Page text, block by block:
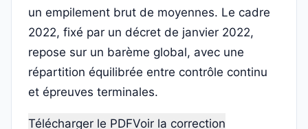
un empilement brut de moyennes. Le cadre
2022, fixé par un décret de janvier 2022,
repose sur un barème global, avec une
répartition équilibrée entre contrôle continu
et épreuves terminales.
Télécharger le PDFVoir la correction